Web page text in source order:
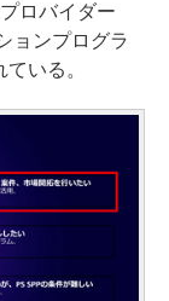
ロバイダー
ョンプログラ
いる。